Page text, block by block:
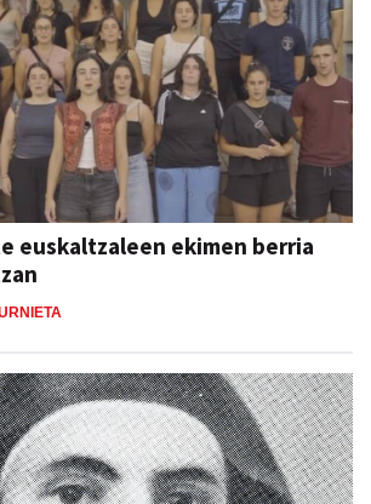
euskaltzaleen ekimen berria